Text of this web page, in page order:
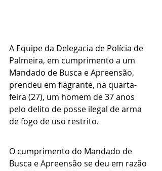
A Equipe da Delegacia de Polícia de
Palmeira, em cumprimento a um
Mandado de Busca e Apreensão,
prendeu em flagrante, na quarta-
feira (27), um homem de 37 anos
pelo delito de posse ilegal de arma
de fogo de uso restrito.
O cumprimento do Mandado de
Busca e Apreensão se deu em razão